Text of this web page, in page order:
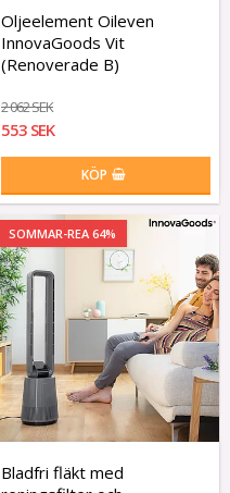
Oljeelement Oileven
InnovaGoods Vit
(Renoverade B)
2 062 SEK
553 SEK
KÖP
SOMMAR-REA 64%
Bladfri fläkt med